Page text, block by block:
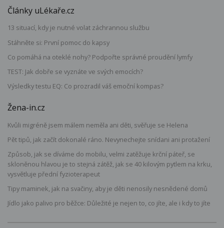
Články uLékaře.cz
13 situací, kdy je nutné volat záchrannou službu
Stáhněte si: První pomoc do kapsy
Co pomáhá na oteklé nohy? Podpořte správné proudění lymfy
TEST: Jak dobře se vyznáte ve svých emocích?
Výsledky testu EQ: Co prozradil váš emoční kompas?
Žena-in.cz
Kvůli migréně jsem málem neměla ani děti, svěřuje se Helena
Pět tipů, jak začít dokonalé ráno. Nevynechejte snídani ani protažení
Způsob, jak se díváme do mobilu, velmi zatěžuje krční páteř, se
skloněnou hlavou je to stejná zátěž, jak se 40 kilovým pytlem na krku,
vysvětluje přední fyzioterapeut
Tipy maminek, jak na svačiny, aby je děti nenosily nesnědené domů
Jídlo jako palivo pro běžce: Důležité je nejen to, co jíte, ale i kdy to jíte